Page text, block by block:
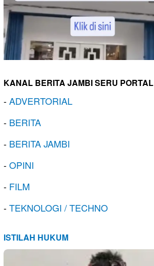
KANAL BERITA JAMBI SERU PORTAL
-ADVERTORIAL
- BERITA
- BERITA JAMBI
-OPINI
- FILM
-TEKNOLOGI / TECHNO
ISTILAH HUKUM